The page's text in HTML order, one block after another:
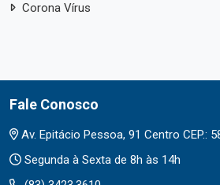
Corona Vírus
Fale Conosco
Av. Epitácio Pessoa, 91 Centro CEP.:
Segunda à Sexta de 8h às 14h